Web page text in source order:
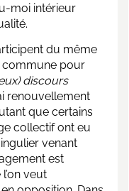
moi intérieur
du même
commune pour
discours
renouvellement
que certains
collectif ont eu
venant
est
veut